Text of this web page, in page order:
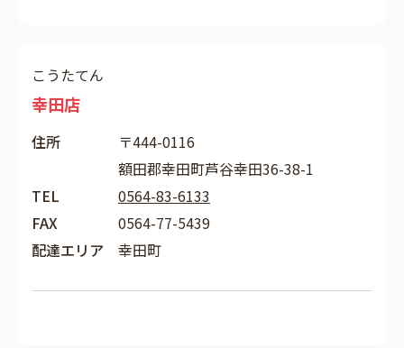
こうたてん
幸田店
住所
〒444-0116
額田郡幸田町芦谷幸田36-38-1
TEL
0564-83-6133
FAX
0564-77-5439
配達エリア
幸田町